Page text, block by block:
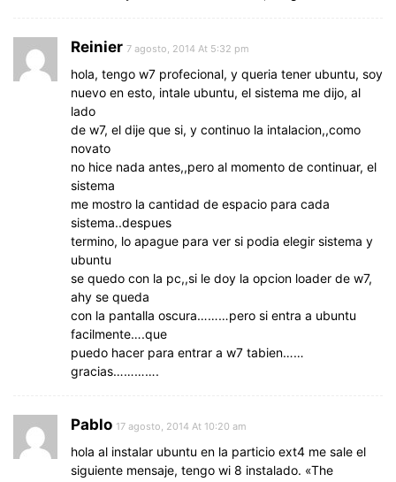
Reinier 7 agosto, 2014 At 5:32 pm
hola, tengo w7 profecional, y queria tener ubuntu, soy
nuevo en esto, intale ubuntu, el sistema me dijo, al
lado
de w7, el dije que si, y continuo la intalacion,,como
novato
no hice nada antes,,pero al momento de continuar, el
sistema
me mostro la cantidad de espacio para cada
sistema..despues
termino, lo apague para ver si podia elegir sistema y
ubuntu
se quedo con la pc,,si le doy la opcion loader de w7,
ahy se queda
con la pantalla oscura………pero si entra a ubuntu
facilmente….que
puedo hacer para entrar a w7 tabien……
gracias………….
Pablo 17 agosto, 2014 At 10:20 am
hola al instalar ubuntu en la particio ext4 me sale el
siguiente mensaje, tengo wi 8 instalado. «The